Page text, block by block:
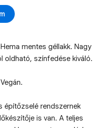
mentes géllakk. Nagy
oldható, színfedése kiváló.
építőzselé rendszernek
is van. A teljes